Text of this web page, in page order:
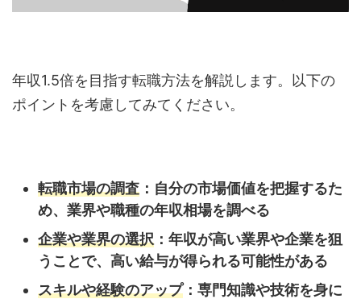
年収1.5倍を目指す転職方法を解説します。以下の
ポイントを考慮してみてください。
転職市場の調査 ：自分の市場価値を把握するた
め、業界や職種の年収相場を調べる
企業や業界の選択 ：年収が高い業界や企業を狙
うことで、高い給与が得られる可能性がある
スキルや経験のアップ：専門知識や技術を身に